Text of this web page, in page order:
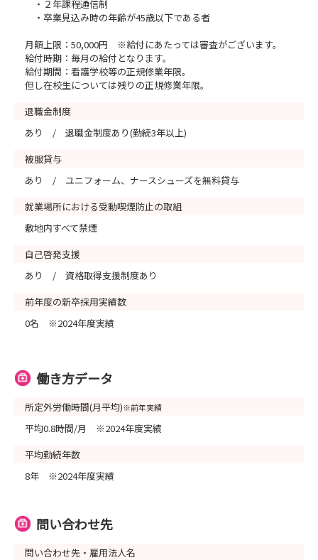
・２年課程通信制
・卒業見込み時の年齢が45歳以下である者
月額上限：50,000円 ※給付にあたっては審査がございます。
給付時期：毎月の給付となります。
給付期間：看護学校等の正規修業年限。
但し在校生については残りの正規修業年限。
退職金制度
あり / 退職金制度あり(勤続3年以上)
被服貸与
あり / ユニフォーム、ナースシューズを無料貸与
就業場所における受動喫煙防止の取組
敷地内すべて禁煙
自己啓発支援
あり / 資格取得支援制度あり
前年度の新卒採用実績数
0名 ※2024年度実績
働き方データ
所定外労働時間(月平均)※前年実績
平均0.8時間/月 ※2024年度実績
平均勤続年数
8年 ※2024年度実績
問い合わせ先
問い合わせ先・雇用法人名